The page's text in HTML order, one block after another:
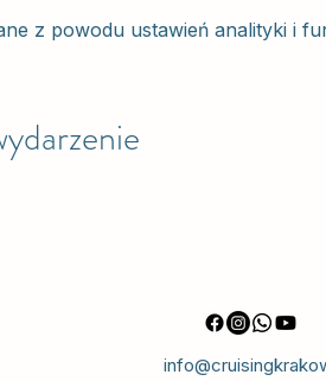
z powodu ustawień analityki i